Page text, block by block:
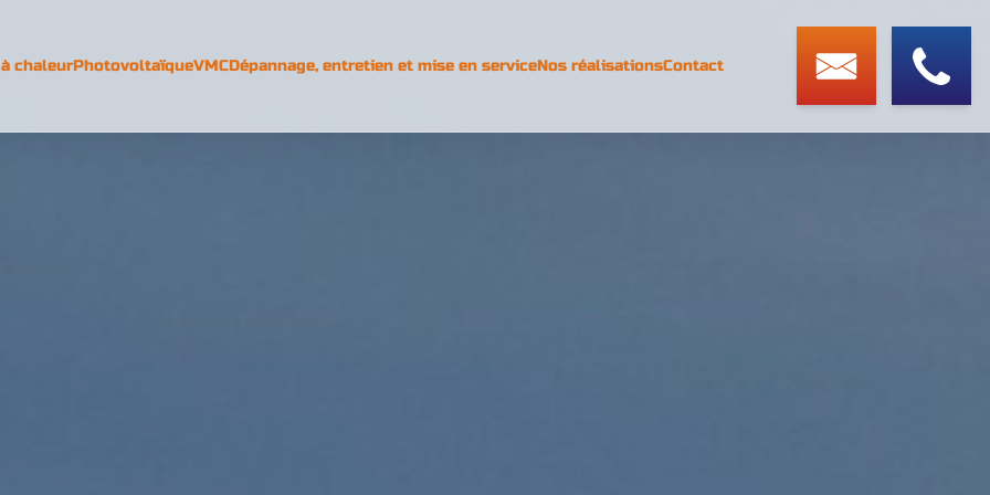
chaleurPhotovoltaïqueVMCDépannage, entretien et mise en serviceNos réalisationsContact